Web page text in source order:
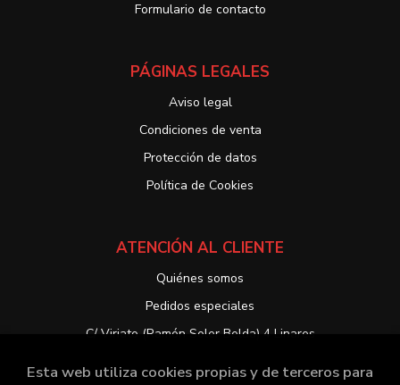
Formulario de contacto
PÁGINAS LEGALES
Aviso legal
Condiciones de venta
Protección de datos
Política de Cookies
ATENCIÓN AL CLIENTE
Quiénes somos
Pedidos especiales
C/ Viriato (Ramón Soler Belda) 4 Linares
Esta web utiliza cookies propias y de terceros para